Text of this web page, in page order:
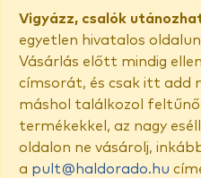
Vigyázz, csalók
egyetlen hivatalos
Vásárlás előtt mindig
címsorát, és csak itt add
máshol találkozol
termékekkel, az nagy
oldalon ne vásárolj,
a pult@haldorado.hu